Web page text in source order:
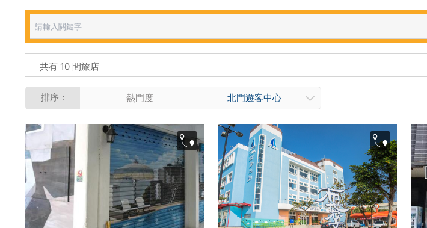
共有 10 間旅店
排序： 熱門度 北門遊客中心